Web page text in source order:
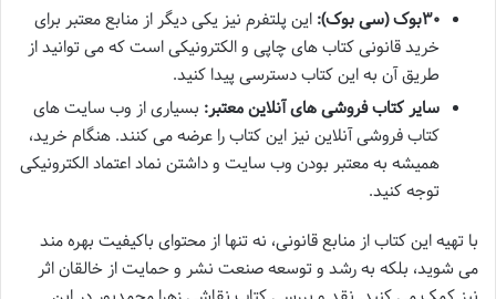
۳۰بوک (سی بوک):
این پلتفرم نیز یکی دیگر از منابع معتبر برای
خرید قانونی کتاب های چاپی و الکترونیکی است که می توانید از
طریق آن به این کتاب دسترسی پیدا کنید.
سایر کتاب فروشی های آنلاین معتبر: بسیاری از وب سایت های
کتاب فروشی آنلاین نیز این کتاب را عرضه می کنند. هنگام خرید،
همیشه به معتبر بودن وب سایت و داشتن نماد اعتماد الکترونیکی
توجه کنید.
با تهیه این کتاب از منابع قانونی، نه تنها از محتوای باکیفیت بهره مند
می شوید، بلکه به رشد و توسعه صنعت نشر و حمایت از خالقان اثر